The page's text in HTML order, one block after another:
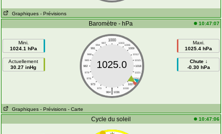
Graphiques - Prévisions
Baromètre - hPa 10:47:07
Mini.
1024.1 hPa
Actuellement
30.27 inHg
1000
997 1003
994
1006
991
1009
988
1012
985
1015
982
1018
979
1021
976
1024
973
1027
970
1030
|
964 1036
1025.0
Maxi.
1025.4 hPa
Chute ↓
-0.30 hPa
Graphiques - Prévisions - Carte
Cycle du soleil 10:47:06